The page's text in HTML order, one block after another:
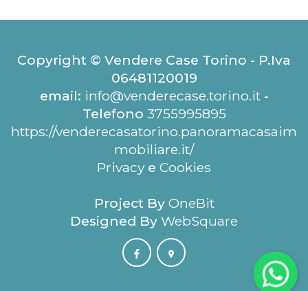
Copyright © Vendere Case Torino - P.Iva
06481120019
email: info@venderecase.torino.it-
Telefono 3755995895
https://venderecasatorino.panoramacasaim
mobiliare.it/
Privacy e Cookies
Project By OneBit
Designed By WebSquare